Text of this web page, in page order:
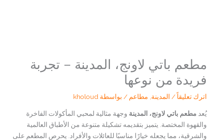
مطعم باتي لاونج، المدينة – تجربة
فريدة من نوعها
اترك تعليقاً / المدينة مطاعم / بواسطة kholoud
يُعد مطعم باتي لاونج، المدينة وجهة مثالية لمحبي المأكولات الفاخرة
والقهوة المختصة. يتميز بتقديمه تشكيلة متنوعة من الأطباق العالمية
والشرقية، مما يجعله خيارًا مناسبًا للعائلات والأفراد. يحرص المطعم على